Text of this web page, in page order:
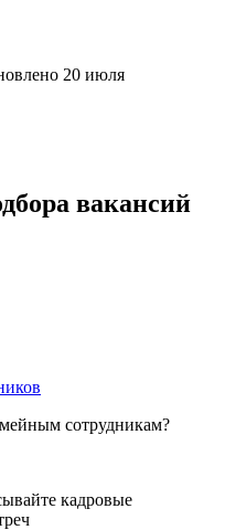
20 июля
вакансий
сотрудникам?
кадровые